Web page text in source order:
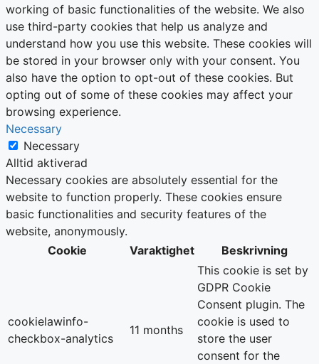
working of basic functionalities of the website. We also
use third-party cookies that help us analyze and
understand how you use this website. These cookies will
be stored in your browser only with your consent. You
also have the option to opt-out of these cookies. But
opting out of some of these cookies may affect your
browsing experience.
Necessary
Necessary
Alltid aktiverad
Necessary cookies are absolutely essential for the
website to function properly. These cookies ensure
basic functionalities and security features of the
website, anonymously.
Cookie
Varaktighet Beskrivning
cookielawinfo-
checkbox-analytics
11 months
This cookie is set by
GDPR Cookie
Consent plugin. The
cookie is used to
store the user
consent for the